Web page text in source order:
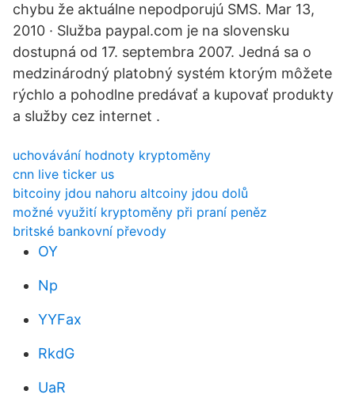
chybu že aktuálne nepodporujú SMS. Mar 13,
2010 · Služba paypal.com je na slovensku
dostupná od 17. septembra 2007. Jedná sa o
medzinárodný platobný systém ktorým môžete
rýchlo a pohodlne predávať a kupovať produkty
a služby cez internet .
uchovávání hodnoty kryptoměny
cnn live ticker us
bitcoiny jdou nahoru altcoiny jdou dolů
možné využití kryptoměny při praní peněz
britské bankovní převody
OY
Np
YYFax
RkdG
UaR